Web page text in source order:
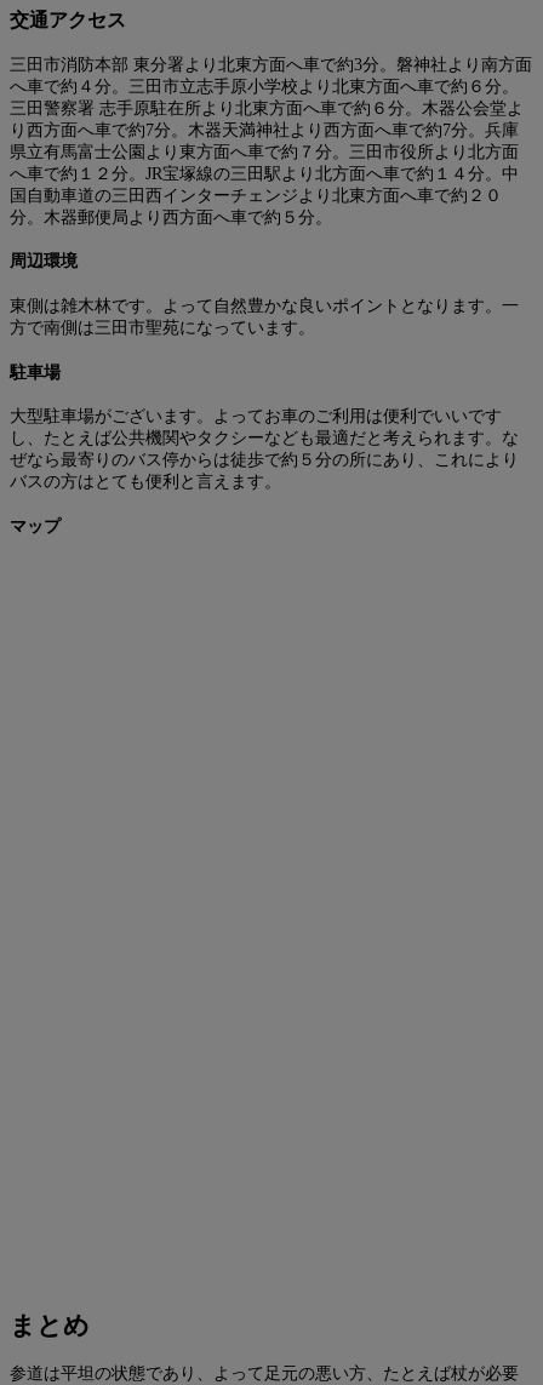
交通アクセス
三田市消防本部 東分署より北東方面へ車で約3分。磐神社より南方面
へ車で約４分。三田市立志手原小学校より北東方面へ車で約６分。
三田警察署 志手原駐在所より北東方面へ車で約６分。木器公会堂よ
り西方面へ車で約7分。木器天満神社より西方面へ車で約7分。兵庫
県立有馬富士公園より東方面へ車で約７分。三田市役所より北方面
へ車で約１２分。JR宝塚線の三田駅より北方面へ車で約１４分。中
国自動車道の三田西インターチェンジより北東方面へ車で約２０
分。木器郵便局より西方面へ車で約５分。
周辺環境
東側は雑木林です。よって自然豊かな良いポイントとなります。一
方で南側は三田市聖苑になっています。
駐車場
大型駐車場がございます。よってお車のご利用は便利でいいです
し、たとえば公共機関やタクシーなども最適だと考えられます。な
ぜなら最寄りのバス停からは徒歩で約５分の所にあり、これにより
バスの方はとても便利と言えます。
マップ
まとめ
参道は平坦の状態であり、よって足元の悪い方、たとえば杖が必要